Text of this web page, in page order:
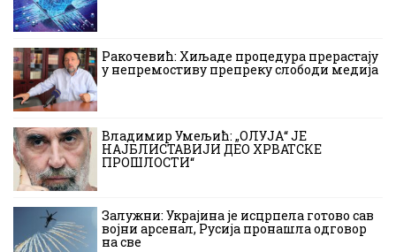
Ракочевић: Хиљаде процедура прерастају
у непремостиву препреку слободи медија
Владимир Умељић: „ОЛУЈА“ ЈЕ
НАЈБЛИСТАВИЈИ ДЕО ХРВАТСКЕ
ПРОШЛОСТИ“
Залужни: Украјина је исцрпела готово сав
војни арсенал, Русија пронашла одговор
на све